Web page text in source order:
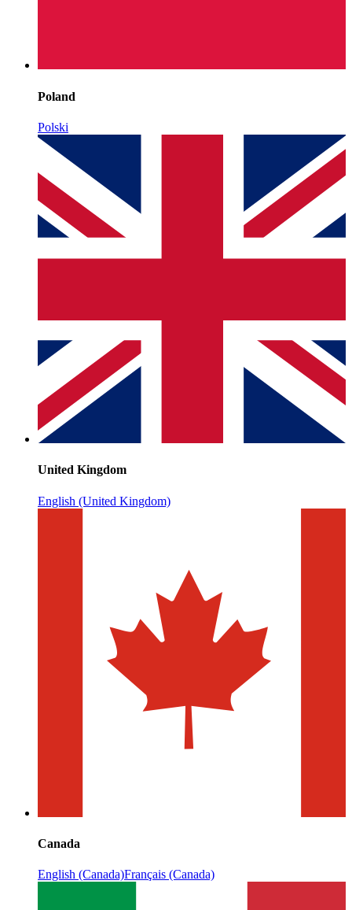
Poland
Polski
United Kingdom
English (United Kingdom)
Canada
English (Canada)Français (Canada)